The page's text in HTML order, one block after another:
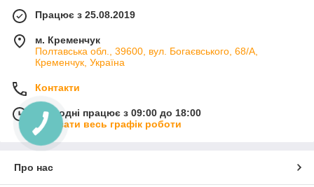
Працює з 25.08.2019
м. Кременчук
Полтавська обл., 39600, вул. Богаєвського, 68/А,
Кременчук, Україна
Контакти
Сьогодні працює з 09:00 до 18:00
Показати весь графік роботи
Про нас